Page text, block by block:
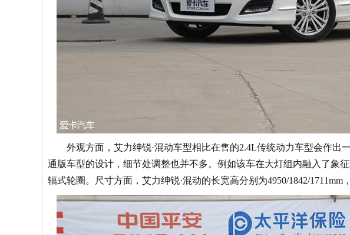
外观方面，艾力绅锐·混动车型相比在售的2.4L传统动力车型会作出
通版车型的设计，细节处调整也并不多。例如该车在大灯组内融入了象
辐式轮圈。尺寸方面，艾力绅锐·混动的长宽高分别为4950/1842/1711mm